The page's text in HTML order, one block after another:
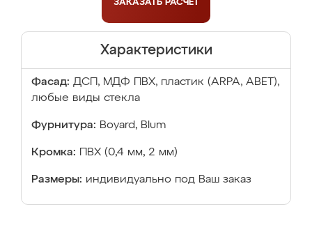
ЗАКАЗАТЬ РАСЧЁТ
Характеристики
Фасад: ДСП, МДФ ПВХ, пластик (ARPA, ABET),
любые виды стекла
Фурнитура: Boyard, Blum
Кромка: ПВХ (0,4 мм, 2 мм)
Размеры: индивидуально под Ваш заказ